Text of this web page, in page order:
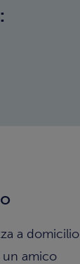
a domicilio
un amico